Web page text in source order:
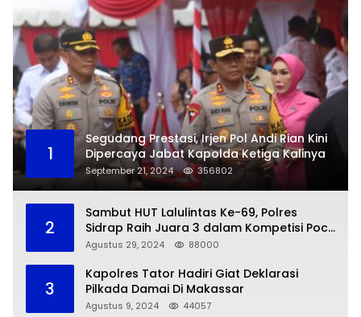
1
Segudang Prestasi, Irjen Pol Andi Rian Kini
Dipercaya Jabat Kapolda Ketiga Kalinya
September 21, 2024 356802
2
Sambut HUT Lalulintas Ke-69, Polres
Sidrap Raih Juara 3 dalam Kompetisi Pocil
Zona 5
Agustus 29, 2024 88000
3
Kapolres Tator Hadiri Giat Deklarasi
Pilkada Damai Di Makassar
Agustus 9, 2024 44057